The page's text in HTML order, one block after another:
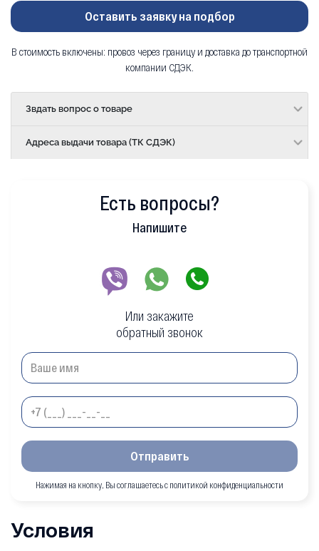
Оставить заявку на подбор
В стоимость включены: провоз через границу и доставка до транспортной
компании СДЭК.
Звдать вопрос о товаре
Адреса выдачи товара (ТК СДЭК)
Есть вопросы?
Напишите
Или закажите
обратный звонок
Отправить
Нажимая на кнопку, Вы соглашаетесь с политикой конфиденциальности
Условия